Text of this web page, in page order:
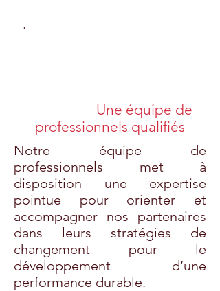
.
Une équipe de
professionnels qualifiés
Notre équipe de
professionnels met à
disposition une expertise
pointue pour orienter et
accompagner nos partenaires
dans leurs stratégies de
changement pour le
développement d’une
performance durable.